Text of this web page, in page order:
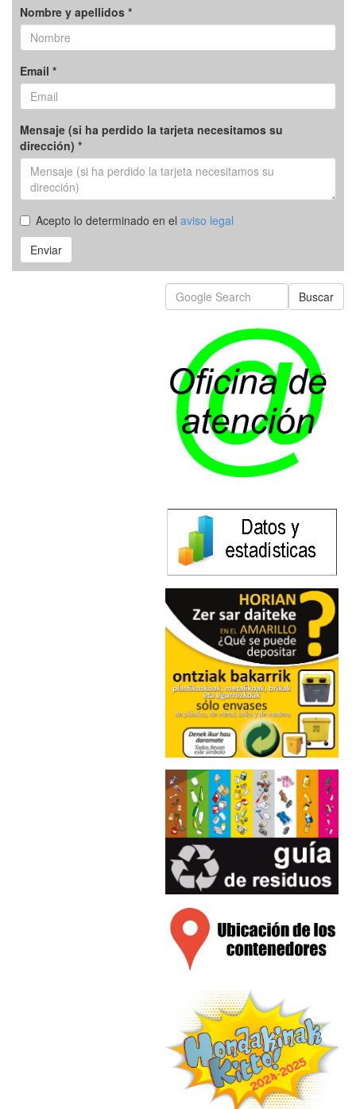
Nombre y apellidos *
Email *
Mensaje (si ha perdido la tarjeta necesitamos su
dirección) *
Acepto lo determinado en el aviso legal
Enviar
Buscar